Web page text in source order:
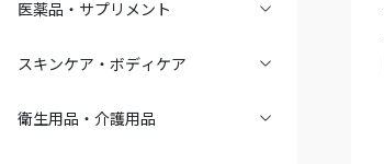
医薬品・サプリメント
スキンケア・ボディケア
衛生用品・介護用品